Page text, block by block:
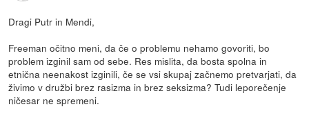
Dragi Putr in Mendi,
Freeman očitno meni, da če o problemu nehamo govoriti, bo
problem izginil sam od sebe. Res mislita, da bosta spolna in
etnična neenakost izginili, če se vsi skupaj začnemo pretvarjati, da
živimo v družbi brez rasizma in brez seksizma? Tudi leporečenje
ničesar ne spremeni.